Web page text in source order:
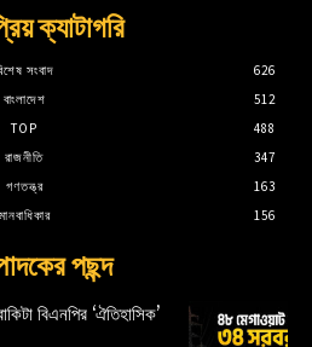
ক্যাটাগরি
সংবাদ
626
বাংলাদেশ
512
TOP
488
রাজনীতি
347
গণতন্ত্র
163
মানবাধিকার
156
পছন্দ
বিএনপির ‘ঐতিহাসিক’